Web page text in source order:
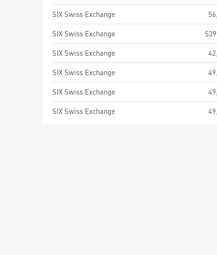
SIX Swiss Exchange
SIX Swiss Exchange
SIX Swiss Exchange
SIX Swiss Exchange
SIX Swiss Exchange
SIX Swiss Exchange